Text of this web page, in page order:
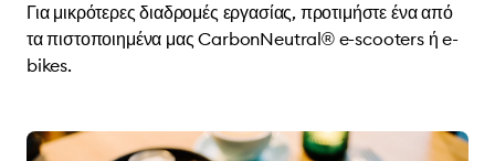
Για μικρότερες διαδρομές εργασίας, προτιμήστε ένα από
τα πιστοποιημένα μας CarbonNeutral® e-scooters ή e-
bikes.